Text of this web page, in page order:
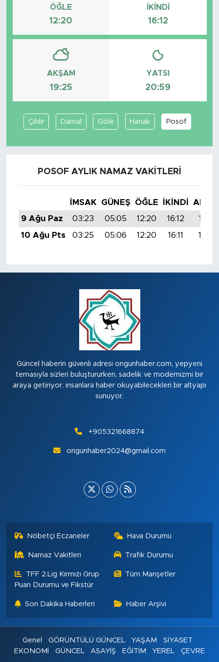
ÖĞLE
12:20
İKINDI
16:12
AKŞAM
19:25
YATSI
20:59
Çıldır Damal Göle Hanak Posof
POSOF AYLIK NAMAZ VAKITLERI
İMSAK GÜNEŞ ÖĞLE İKINDI
9 Ağu Paz
03:23 05:05 12:20 16:12
19:25
10 Ağu Pts
03:25 05:06 12:20 16:11 19:24
Güncel haberin güvenli adresi ongunhaber.com, yepyeni
temasıyla sizleri buluştururken, sadelik ve modernizmi bir
araya getiriyor. insanlara haber okuyabilecekleri bir altyapı
sunuyor.
+905321668874
ongunhaber2024@gmail.com
Nöbetçi Eczaneler Hava Durumu
Namaz Vakitleri Trafik Durumu
TFF 2.Lig Kırmızı Grup
Puan Durumu ve Fikstür
Tüm Manşetler
Son Dakika Haberleri Haber Arşivi
Genel GÖRÜNTÜLÜ GÜNCEL YAŞAM
SİYASET
EKONOMİ
GÜNCEL ASAYİŞ EĞİTİM YEREL ÇEVRE